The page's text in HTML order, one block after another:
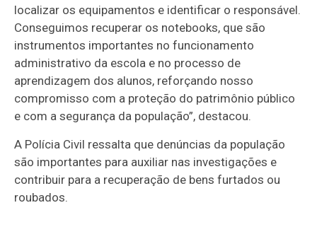
localizar os equipamentos e identificar o responsável.
Conseguimos recuperar os notebooks, que são
instrumentos importantes no funcionamento
administrativo da escola e no processo de
aprendizagem dos alunos, reforçando nosso
compromisso com a proteção do patrimônio público
e com a segurança da população”, destacou.
A Polícia Civil ressalta que denúncias da população
são importantes para auxiliar nas investigações e
contribuir para a recuperação de bens furtados ou
roubados.